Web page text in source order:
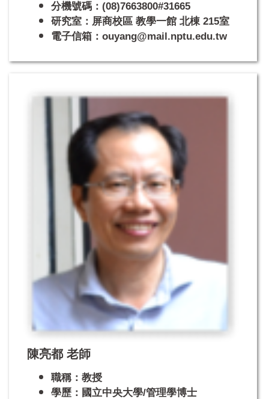
分機號碼：(08)7663800#31665
研究室：屏商校區 教學一館 北棟 215室
電子信箱：ouyang@mail.nptu.edu.tw
陳亮都 老師
職稱：教授
學歷：國立中央大學/管理學博士